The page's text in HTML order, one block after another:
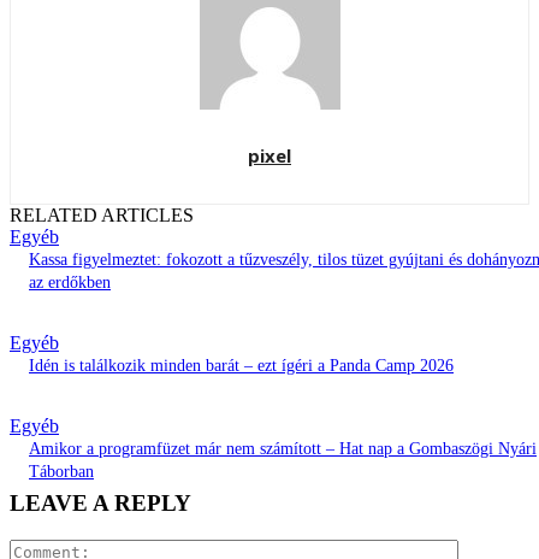
pixel
RELATED ARTICLES
Egyéb
Kassa figyelmeztet: fokozott a tűzveszély, tilos tüzet gyújtani és
az erdőkben
Egyéb
Idén is találkozik minden barát – ezt ígéri a Panda Camp 2026
Egyéb
Amikor a programfüzet már nem számított – Hat nap a Gombaszögi Nyári
Táborban
LEAVE A REPLY